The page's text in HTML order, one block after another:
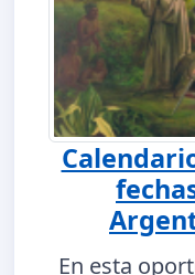
En esta